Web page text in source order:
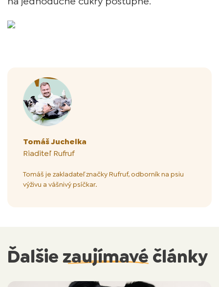
Tomáš Juchelka
Riaditeľ Rufruf
Tomáš je zakladateľ značky Rufruf, odborník na psiu
výživu a vášnivý psíčkar.
Ďalšiezaujímavéčlánky